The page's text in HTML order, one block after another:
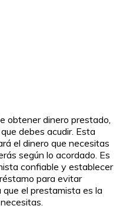
obtener dinero prestado,
debes acudir. Esta
el dinero que necesitas
según lo acordado. Es
confiable y establecer
para evitar
el prestamista es la